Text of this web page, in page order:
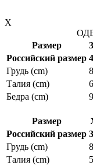
X
Размер
Российский размер
Грудь (cm)
Талия (cm)
Бедра (cm)
Размер
Российский размер
Грудь (cm)
Талия (cm)